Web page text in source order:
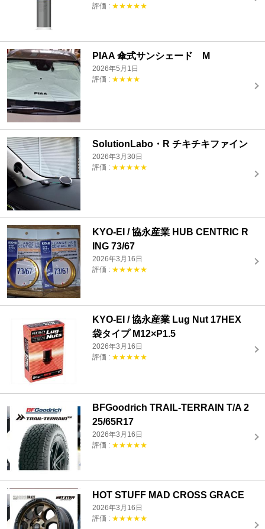
評価 : ★★★★★
PIAA 傘式サンシェード М
2026年5月1日
評価 : ★★★★
SolutionLabo・R チキチキファイン
2026年3月30日
評価 : ★★★★★
KYO-EI / 協永産業 HUB CENTRIC R
ING 73/67
2026年3月16日
評価 : ★★★★★
KYO-EI / 協永産業 Lug Nut 17HEX
袋タイプ M12×P1.5
2026年3月16日
評価 : ★★★★★
BFGoodrich TRAIL-TERRAIN T/A 2
25/65R17
2026年3月16日
評価 : ★★★★★
HOT STUFF MAD CROSS GRACE
2026年3月16日
評価 : ★★★★★